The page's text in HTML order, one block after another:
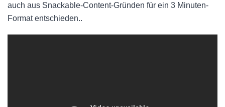
auch aus Snackable-Content-Gründen für ein 3 Minuten-
Format entschieden..